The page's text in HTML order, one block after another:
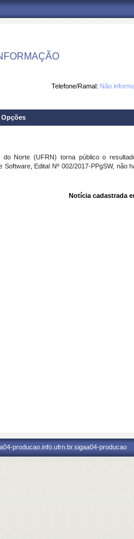
Telefone/Ramal: Não
do Norte (UFRN) torna público o
Edital Nº 002/2017-PPgSW, não
Notícia cadastrada
producao.info.ufrn.br.sigaa04-producao